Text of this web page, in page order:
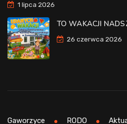
1 lipca 2026
TO WAKACJI
26 czerwca 2026
Gaworzyce RODO